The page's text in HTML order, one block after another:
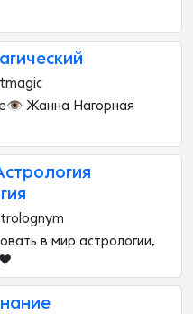
Жанна Нагорная
в мир астрологии,
❤️